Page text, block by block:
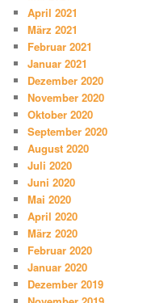
April 2021
März 2021
Februar 2021
Januar 2021
Dezember 2020
November 2020
Oktober 2020
September 2020
August 2020
Juli 2020
Juni 2020
Mai 2020
April 2020
März 2020
Februar 2020
Januar 2020
Dezember 2019